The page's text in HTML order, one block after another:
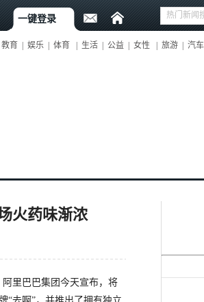
一键登录
教育 娱乐 体育 生活 公益 女性 旅游 汽车
火药味渐浓
里巴巴集团今天宣布，将